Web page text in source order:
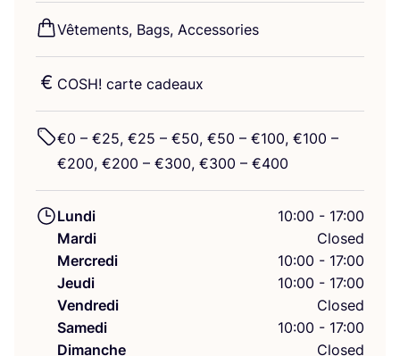
Vête­ments, Bags, Accessories
COSH! carte cadeaux
€0 – €25, €25 – €50, €50 – €100, €100 –
€200, €200 – €300, €300 – €400
Lundi
10:00 - 17:00
Mardi
Closed
Mercredi
10:00 - 17:00
Jeudi
10:00 - 17:00
Vendredi
Closed
Samedi
10:00 - 17:00
Dimanche
Closed